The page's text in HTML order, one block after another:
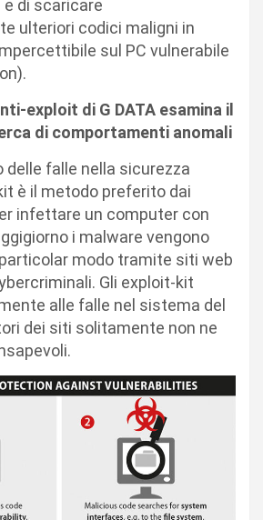
di scaricare
ulteriori codici maligni in
sul PC vulnerabile
exploit di G DATA esamina il
di comportamenti anomali
falle nella sicurezza
è il metodo preferito dai
infettare un computer con
i malware vengono
modo tramite siti web
Gli exploit-kit
alle falle nel sistema del
dei siti solitamente non ne